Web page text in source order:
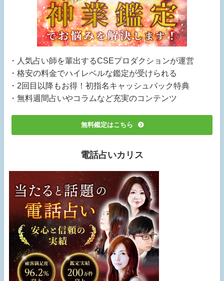
・人気占い師を輩出するCSEプロダクションが運営
・格安の料金でハイレベルな鑑定が受けられる
・2回目以降もお得！初指名キャッシュバック特典
・無料週間占いやコラムなど充実のコンテンツ
無料鑑定はこちら
電話占いカリス